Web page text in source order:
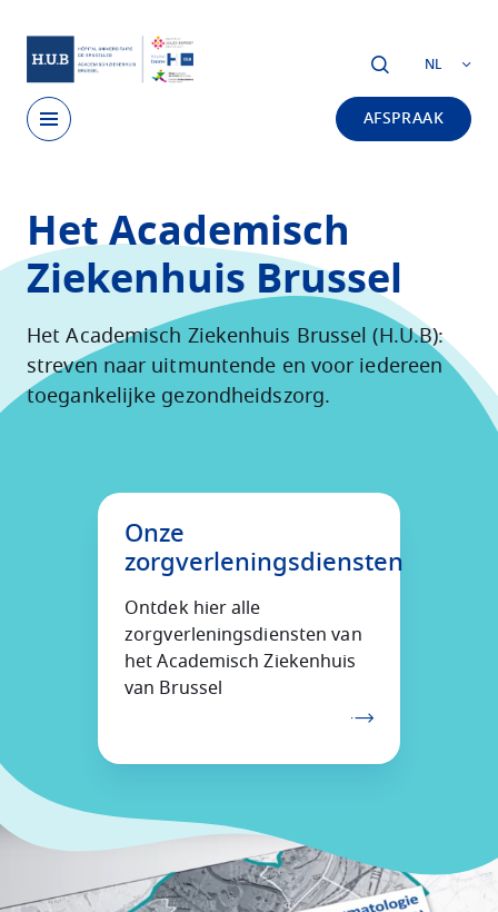
NL
AFSPRAAK
content
Het Academisch
Ziekenhuis Brussel
Het Academisch Ziekenhuis Brussel (H.U.B):
streven naar uitmuntende en voor iedereen
toegankelijke gezondheidszorg.
Onze
zorgverleningsdiensten
Ontdek hier alle
zorgverleningsdiensten van
het Academisch Ziekenhuis
van Brussel